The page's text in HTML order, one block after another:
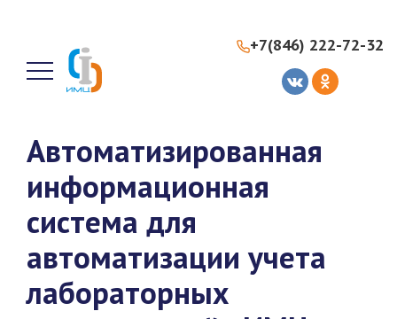
+7(846) 222-72-32
Автоматизированная
информационная
система для
автоматизации учета
лабораторных